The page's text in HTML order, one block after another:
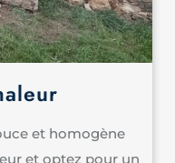
et homogène
et optez pour un